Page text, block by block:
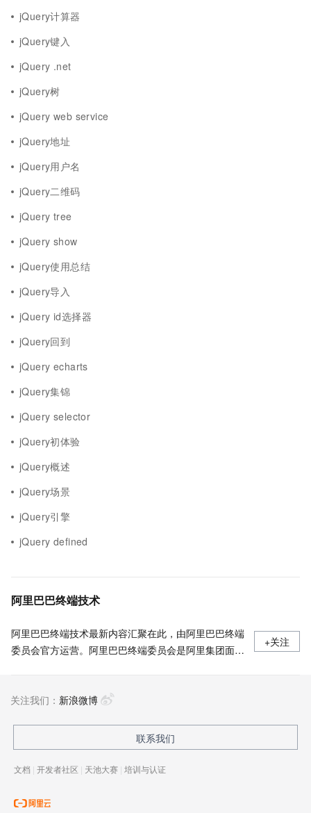
jQuery计算器
jQuery键入
jQuery .net
jQuery树
jQuery web service
jQuery地址
jQuery用户名
jQuery二维码
jQuery tree
jQuery show
jQuery使用总结
jQuery导入
jQuery id选择器
jQuery回到
jQuery echarts
jQuery集锦
jQuery selector
jQuery初体验
jQuery概述
jQuery场景
jQuery引擎
jQuery defined
阿里巴巴终端技术
阿里巴巴终端技术最新内容汇聚在此，由阿里巴巴终端
委员会官方运营。阿里巴巴终端委员会是阿里集团面向
策略和目标并落地执行，推动终端技术发展，帮助工程
巴终端域的官方公众号：阿里巴巴终端技术，欢迎关
注。
+关注
关注我们： 新浪微博
联系我们
文档 | 开发者社区 | 天池大赛 | 培训与认证